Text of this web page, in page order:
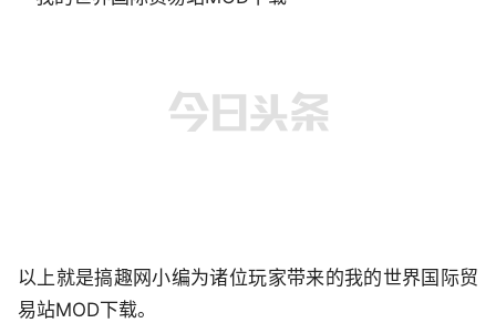
以上就是搞趣网小编为诸位玩家带来的我的世界国际贸
易站MOD下载。